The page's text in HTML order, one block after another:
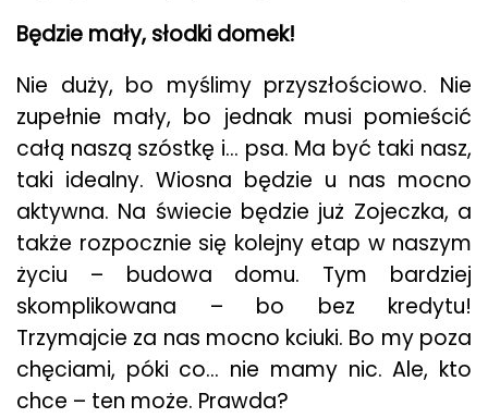
Będzie mały, słodki domek!
Nie duży, bo myślimy przyszłościowo. Nie
zupełnie mały, bo jednak musi pomieścić
całą naszą szóstkę i… psa. Ma być taki nasz,
taki idealny. Wiosna będzie u nas mocno
aktywna. Na świecie będzie już Zojeczka, a
także rozpocznie się kolejny etap w naszym
życiu – budowa domu. Tym bardziej
skomplikowana – bo bez kredytu!
Trzymajcie za nas mocno kciuki. Bo my poza
chęciami, póki co… nie mamy nic. Ale, kto
chce – ten może. Prawda?